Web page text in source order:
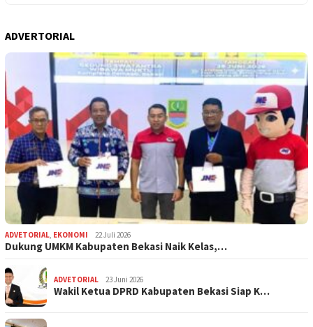
ADVERTORIAL
ADVETORIAL EKONOMI 22 Juli 2026
Dukung UMKM Kabupaten Bekasi Naik Kelas,…
ADVETORIAL 23 Juni 2026
Wakil Ketua DPRD Kabupaten Bekasi Siap K…